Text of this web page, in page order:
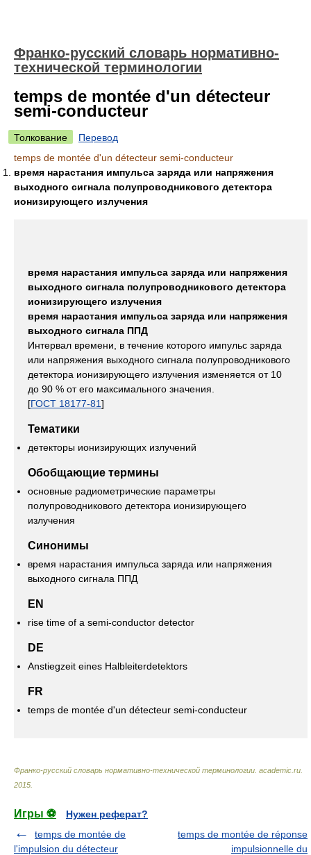
Франко-русский словарь нормативно-
технической терминологии
temps de montée d'un détecteur
semi-conducteur
Толкование
Перевод
temps de montée d'un détecteur semi-conducteur
время нарастания импульса заряда или напряжения
выходного сигнала полупроводникового детектора
ионизирующего излучения
время нарастания импульса заряда или напряжения
выходного сигнала полупроводникового детектора
ионизирующего излучения
время нарастания импульса заряда или напряжения
выходного сигнала ППД
Интервал времени, в течение которого импульс заряда
или напряжения выходного сигнала полупроводникового
детектора ионизирующего излучения изменяется от 10
до 90 % от его максимального значения.
[ГОСТ 18177-81]
Тематики
детекторы ионизирующих излучений
Обобщающие термины
основные радиометрические параметры
полупроводникового детектора ионизирующего
излучения
Синонимы
время нарастания импульса заряда или напряжения
выходного сигнала ППД
EN
rise time of a semi-conductor detector
DE
Anstiegzeit eines Halbleiterdetektors
FR
temps de montée d'un détecteur semi-conducteur
Франко-русский словарь нормативно-технической терминологии academic.ru
2015
Игры ⚽
Нужен реферат?
temps de montée de
l'impulsion du détecteur
temps de montée de réponse
impulsionnelle du